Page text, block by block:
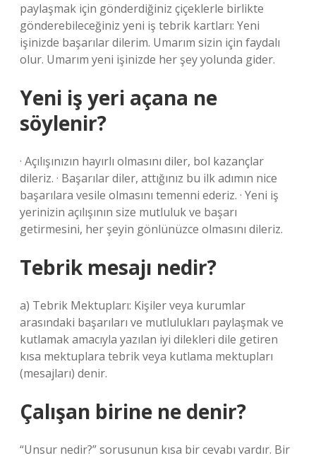
paylaşmak için gönderdiğiniz çiçeklerle birlikte
gönderebileceğiniz yeni iş tebrik kartları: Yeni
işinizde başarılar dilerim. Umarım sizin için faydalı
olur. Umarım yeni işinizde her şey yolunda gider.
Yeni iş yeri açana ne
söylenir?
· Açılışınızın hayırlı olmasını diler, bol kazançlar
dileriz. · Başarılar diler, attığınız bu ilk adımın nice
başarılara vesile olmasını temenni ederiz. · Yeni iş
yerinizin açılışının size mutluluk ve başarı
getirmesini, her şeyin gönlünüzce olmasını dileriz.
Tebrik mesajı nedir?
a) Tebrik Mektupları: Kişiler veya kurumlar
arasındaki başarıları ve mutlulukları paylaşmak ve
kutlamak amacıyla yazılan iyi dilekleri dile getiren
kısa mektuplara tebrik veya kutlama mektupları
(mesajları) denir.
Çalışan birine ne denir?
“Unsur nedir?” sorusunun kısa bir cevabı vardır. Bir